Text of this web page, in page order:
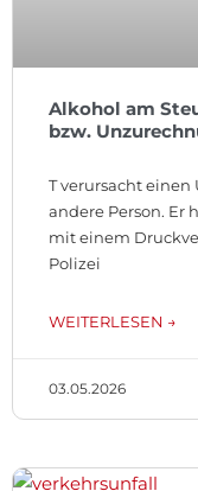
Alkohol am
bzw.
T verursacht
andere Person. Er
mit einem
Polizei
WEITERLESEN →
03.05.2026